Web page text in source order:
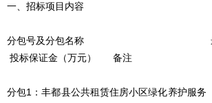
一、招标项目内容
分包号及分包名称 最高限
投标保证金（万元） 备注
分包1：丰都县公共租赁住房小区绿